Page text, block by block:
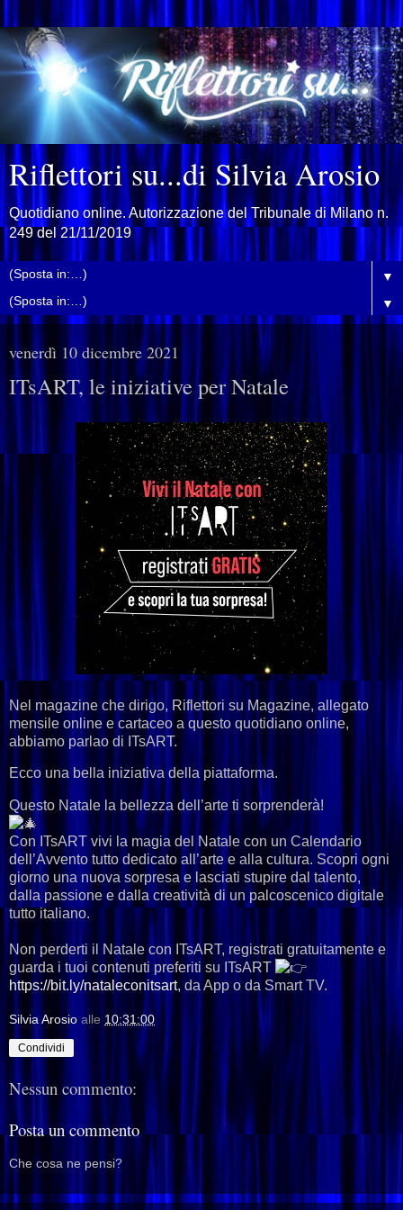
Riflettori su...di Silvia Arosio
Quotidiano online. Autorizzazione del Tribunale di Milano n.
249 del 21/11/2019
▼
▼
venerdì 10 dicembre 2021
ITsART, le iniziative per Natale
Nel magazine che dirigo, Riflettori su Magazine, allegato
mensile online e cartaceo a questo quotidiano online,
abbiamo parlao di ITsART.
Ecco una bella iniziativa della piattaforma.
Questo Natale la bellezza dell’arte ti sorprenderà!
Con ITsART vivi la magia del Natale con un Calendario
dell’Avvento tutto dedicato all’arte e alla cultura. Scopri ogni
giorno una nuova sorpresa e lasciati stupire dal talento,
dalla passione e dalla creatività di un palcoscenico digitale
tutto italiano.
Non perderti il Natale con ITsART, registrati gratuitamente e
guarda i tuoi contenuti preferiti su ITsART
https://bit.ly/nataleconitsart, da App o da Smart TV.
Silvia Arosio alle 10:31:00
Condividi
Nessun commento:
Posta un commento
Che cosa ne pensi?